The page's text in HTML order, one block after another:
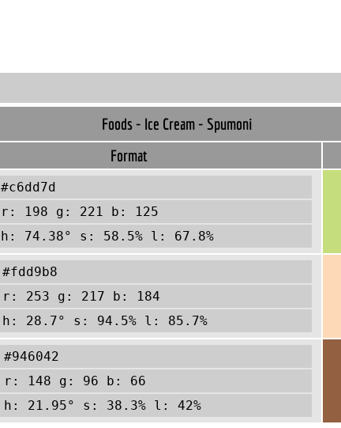
Foods - Ice Cream - Spumoni
Format
#c6dd7d
r: 198 g: 221 b: 125
h: 74.38° s: 58.5% l: 67.8%
#fdd9b8
r: 253 g: 217 b: 184
h: 28.7° s: 94.5% l: 85.7%
#946042
r: 148 g: 96 b: 66
h: 21.95° s: 38.3% l: 42%